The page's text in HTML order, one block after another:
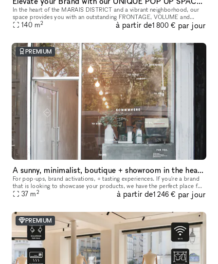
In the heart of the MARAIS DISTRICT and a vibrant neighborhood, our
space provides you with an outstanding FRONTAGE, VOLUME and
ARCHITECTURE. The location is very interesting as it is on a real sho
140 m2 à partir de1 800 € par jour
PREMIUM
A sunny, minimalist, boutique + showroom in the heart of the Lower East Side, Manhattan
For pop-ups, brand activations, + tasting experiences. If you're a brand
that is looking to showcase your products, we have the perfect place for
you. Our sustainably designed 'pop up space' is ide
37 m2 à partir de1 246 € par jour
PREMIUM